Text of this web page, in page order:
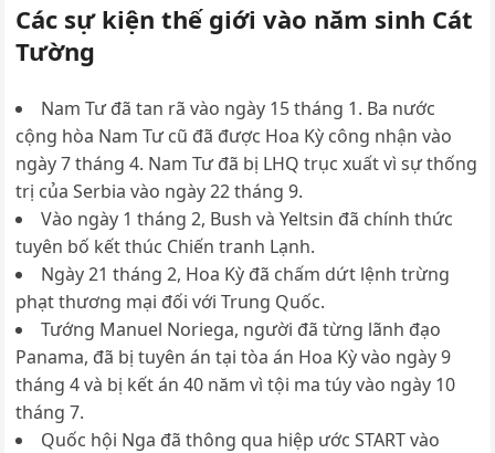
Các sự kiện thế giới vào năm sinh Cát
Tường
Nam Tư đã tan rã vào ngày 15 tháng 1. Ba nước
cộng hòa Nam Tư cũ đã được Hoa Kỳ công nhận vào
ngày 7 tháng 4. Nam Tư đã bị LHQ trục xuất vì sự thống
trị của Serbia vào ngày 22 tháng 9.
Vào ngày 1 tháng 2, Bush và Yeltsin đã chính thức
tuyên bố kết thúc Chiến tranh Lạnh.
Ngày 21 tháng 2, Hoa Kỳ đã chấm dứt lệnh trừng
phạt thương mại đối với Trung Quốc.
Tướng Manuel Noriega, người đã từng lãnh đạo
Panama, đã bị tuyên án tại tòa án Hoa Kỳ vào ngày 9
tháng 4 và bị kết án 40 năm vì tội ma túy vào ngày 10
tháng 7.
Quốc hội Nga đã thông qua hiệp ước START vào